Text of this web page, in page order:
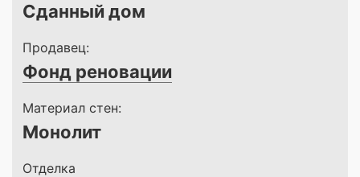
Сданный дом
Продавец:
Фонд реновации
Материал стен:
Монолит
Отделка